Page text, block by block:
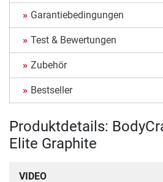
Garantiebedingungen
Test & Bewertungen
Zubehör
Bestseller
Produktdetails:
Elite Graphite
VIDEO